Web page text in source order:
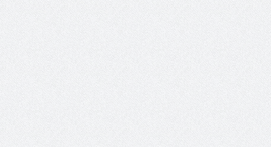
( مشعل بن عبد الله ) … عاشق
نجران
عبد العزيز.. ملك القلوب